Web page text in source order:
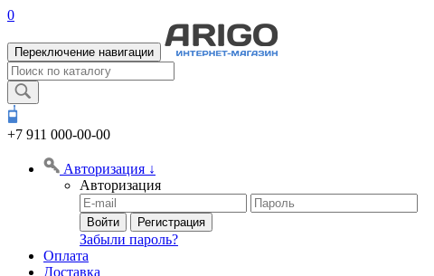
0
Переключение навигации
+7 911 000-00-00
Авторизация ↓
Авторизация
Войти Регистрация
Забыли пароль?
Оплата
Доставка